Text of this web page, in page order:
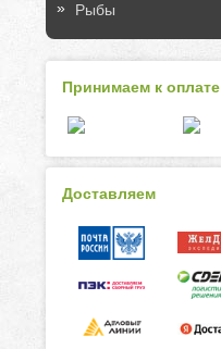
Рыбы
Принимаем к оплате
Доставляем